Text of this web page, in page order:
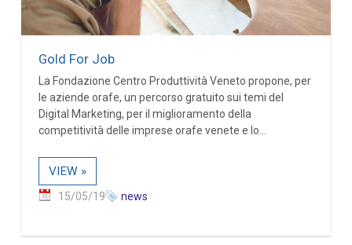
Gold For Job
La Fondazione Centro Produttività Veneto propone, per
le aziende orafe, un percorso gratuito sui temi del
Digital Marketing, per il miglioramento della
competitività delle imprese orafe venete e lo...
VIEW »
15/05/19 news